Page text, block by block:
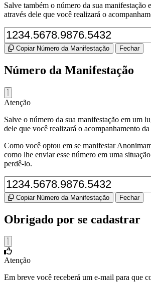
Salve também o número da sua manifestação
através dele que você realizará o
Copiar Número da Manifestação Fechar
Número da Manifestação
Atenção
Salve o número da sua manifestação em um
dele que você realizará o acompanhamento da
Como você optou em se manifestar
como lhe enviar esse número em uma
perdê-lo.
Copiar Número da Manifestação Fechar
Obrigado por se cadastrar
Atenção
Em breve você receberá um e-mail para que